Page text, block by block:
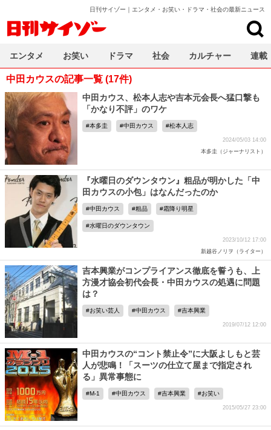
日刊サイゾー｜エンタメ・お笑い・ドラマ・社会の最新ニュース
中田カウスの記事一覧 (17件)
中田カウス、松本人志や吉本元会長へ猛口撃も
「かなり不評」のワケ
本多圭 中田カウス 松本人志
2024/05/03 14:00
本多圭（ジャーナリスト）
『水曜日のダウンタウン』粗品が明かした「中
田カウスの小包」はなんだったのか
中田カウス 粗品 霜降り明星
水曜日のダウンタウン
2023/10/12 17:00
新越谷ノリヲ（ライター）
吉本興業がコンプライアンス徹底を誓うも、上
方漫才協会初代会長・中田カウスの処遇に問題
は？
お笑い芸人 中田カウス 吉本興業
2019/07/12 12:00
中田カウスの“コント禁止令”に大阪よしもと芸
人が悲鳴！「スーツの仕立て屋まで指定され
る」異常事態に
M-1 中田カウス 吉本興業 お笑い
2015/05/27 23:00
エンタメ お笑い ドラマ 社会 カルチャー 連載